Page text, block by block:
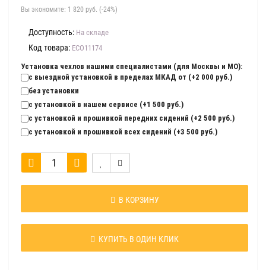
Вы экономите: 1 820 руб. (-24%)
Доступность: На складе
Код товара: ECO11174
Установка чехлов нашими специалистами (для Москвы и МО):
с выездной установкой в пределах МКАД от (+2 000 руб.)
без установки
с установкой в нашем сервисе (+1 500 руб.)
с установкой и прошивкой передних сидений (+2 500 руб.)
с установкой и прошивкой всех сидений (+3 500 руб.)
В КОРЗИНУ
КУПИТЬ В ОДИН КЛИК